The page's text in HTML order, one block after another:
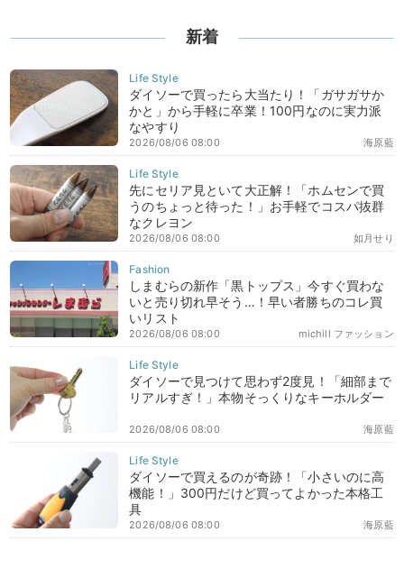
新着
ダイソーで買ったら大当たり！「ガサガサか
かと」から手軽に卒業！100円なのに実力派
なやすり
海原藍
2026/08/06 08:00
先にセリア見といて大正解！「ホムセンで買
うのちょっと待った！」お手軽でコスパ抜群
なクレヨン
如月せり
2026/08/06 08:00
しまむらの新作「黒トップス」今すぐ買わな
いと売り切れ早そう…！早い者勝ちのコレ買
いリスト
michill ファッション
2026/08/06 08:00
ダイソーで見つけて思わず2度見！「細部まで
リアルすぎ！」本物そっくりなキーホルダー
海原藍
2026/08/06 08:00
ダイソーで買えるのが奇跡！「小さいのに高
機能！」300円だけど買ってよかった本格工
具
海原藍
2026/08/06 08:00